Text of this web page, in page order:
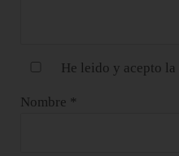
He leido y acepto la
Nombre *